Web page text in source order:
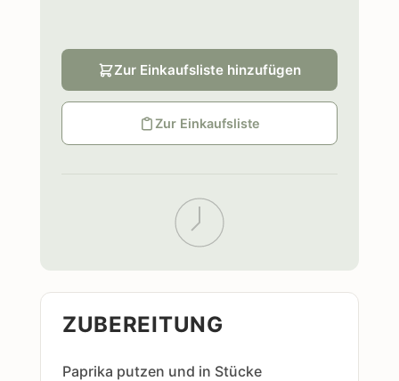
Zur Einkaufsliste hinzufügen
Zur Einkaufsliste
ZUBEREITUNG
Paprika putzen und in Stücke